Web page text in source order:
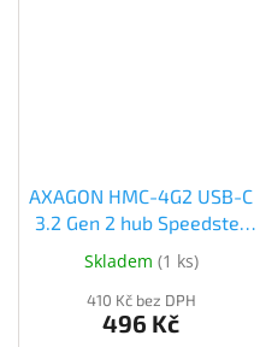
AXAGON HMC-4G2 USB-C
3.2 Gen 2 hub Speedster
(HMC-4G2)
Skladem (1 ks)
410 Kč bez DPH
496 Kč